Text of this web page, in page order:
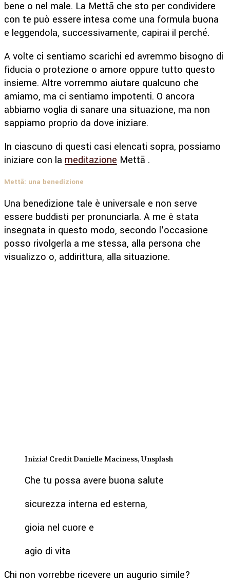
bene o nel male. La Mettā che sto per condividere
con te può essere intesa come una formula buona
e leggendola, successivamente, capirai il perché.
A volte ci sentiamo scarichi ed avremmo bisogno di
fiducia o protezione o amore oppure tutto questo
insieme. Altre vorremmo aiutare qualcuno che
amiamo, ma ci sentiamo impotenti. O ancora
abbiamo voglia di sanare una situazione, ma non
sappiamo proprio da dove iniziare.
In ciascuno di questi casi elencati sopra, possiamo
iniziare con la meditazione Mettā .
Mettā: una benedizione
Una benedizione tale è universale e non serve
essere buddisti per pronunciarla. A me è stata
insegnata in questo modo, secondo l’occasione
posso rivolgerla a me stessa, alla persona che
visualizzo o, addirittura, alla situazione.
Inizia! Credit Danielle Maciness, Unsplash
Che tu possa avere buona salute
sicurezza interna ed esterna,
gioia nel cuore e
agio di vita
Chi non vorrebbe ricevere un augurio simile?